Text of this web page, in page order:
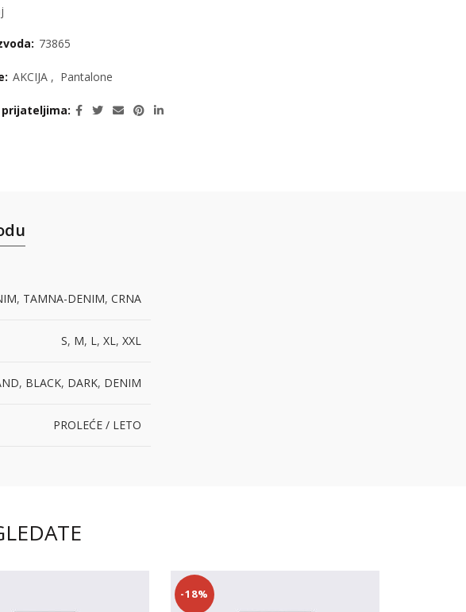
73865
AKCIJA , Pantalone
prijateljima
, TAMNA-DENIM, CRNA
S, M, L , XL , XXL
, BLACK, DARK, DENIM
PROLEĆE / LETO
-18%